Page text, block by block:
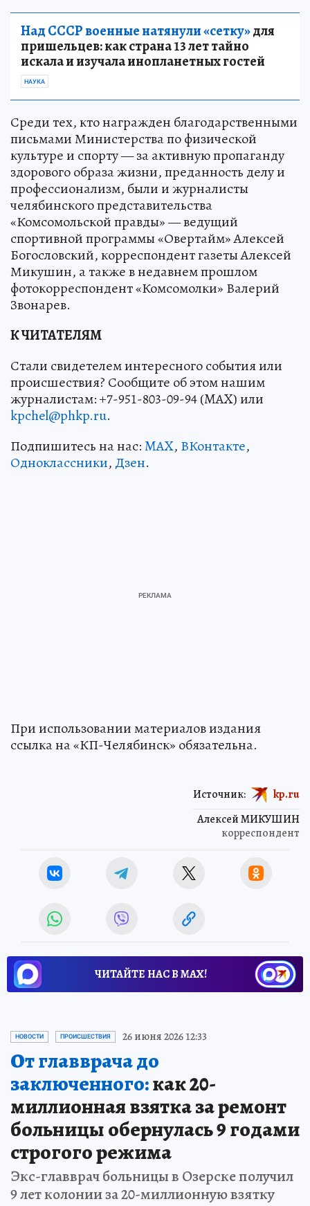
Над СССР военные натянули «сетку»для
пришельцев: как страна 13 лет тайно
искала и изучала инопланетных гостей
НАУКА
Среди тех, кто награжден благодарственными
письмами Министерства по физической
культуре и спорту — за активную пропаганду
здорового образа жизни, преданность делу и
профессионализм, были и журналисты
челябинского представительства
«Комсомольской правды» — ведущий
спортивной программы «Овертайм» Алексей
Богословский, корреспондент газеты Алексей
Микушин, а также в недавнем прошлом
фотокорреспондент «Комсомолки» Валерий
Звонарев.
К ЧИТАТЕЛЯМ
Стали свидетелем интересного события или
происшествия? Сообщите об этом нашим
журналистам: +7-951-803-09-94 (MAX) или
kpchel@phkp.ru.
Подпишитесь на нас:MAX, ВКонтакте,
Одноклассники, Дзен.
При использовании материалов издания
ссылка на «КП-Челябинск» обязательна.
Алексей МИКУШИН
корреспондент
Источник: kp.ru
ЧИТАЙТЕ НАС В МАХ!
НОВОСТИ ПРОИСШЕСТВИЯ 26 июня 2026 12:33
От главврача до
заключенного:как 20-
миллионная взятка за ремонт
больницы обернулась 9 годами
строгого режима
Экс-главврач больницы в Озерске получил
9 лет колонии за 20-миллионную взятку